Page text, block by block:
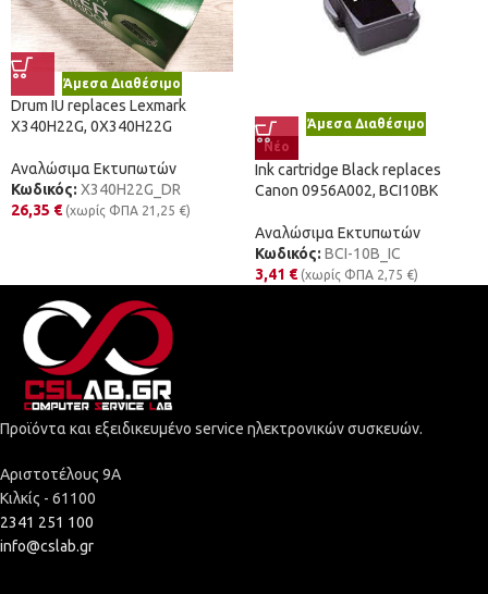
Άμεσα Διαθέσιμο
Drum IU replaces Lexmark
X340H22G, 0X340H22G
Αναλώσιμα Εκτυπωτών
Κωδικός: X340H22G_DR
26,35 € (χωρίς ΦΠΑ 21,25 €)
Άμεσα Διαθέσιμο
Νέο
Ink cartridge Black replaces
Canon 0956A002, BCI10BK
Αναλώσιμα Εκτυπωτών
Κωδικός: BCI-10B_IC
3,41 € (χωρίς ΦΠΑ 2,75 €)
Προϊόντα και εξειδικευμένο service ηλεκτρονικών συσκευών.
Αριστοτέλους 9Α
Κιλκίς - 61100
2341 251 100
info@cslab.gr